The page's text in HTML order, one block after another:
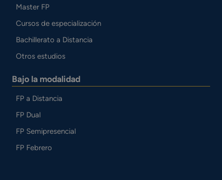
Master FP
Cursos de especialización
Bachillerato a Distancia
Otros estudios
Bajo la modalidad
FP a Distancia
FP Dual
FP Semipresencial
FP Febrero